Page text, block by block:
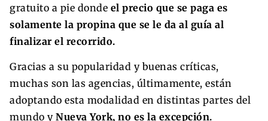
gratuito a pie donde el precio que se paga es
solamente la propina que se le da al guía al
finalizar el recorrido.
Gracias a su popularidad y buenas críticas,
muchas son las agencias, últimamente, están
adoptando esta modalidad en distintas partes del
mundo y Nueva York, no es la excepción.